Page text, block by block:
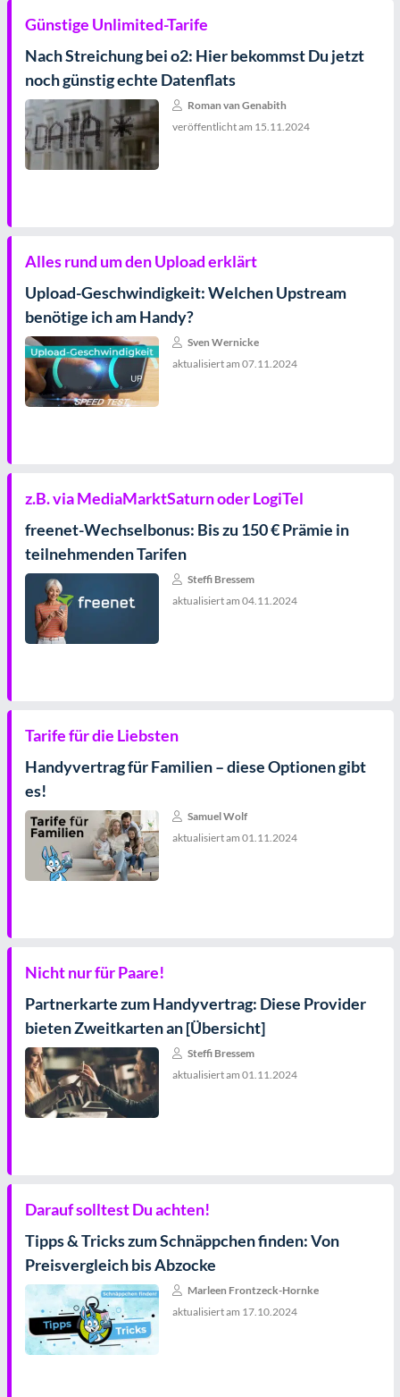
Günstige Unlimited-Tarife
Nach Streichung bei o2: Hier bekommst Du jetzt
noch günstig echte Datenflats
Roman van Genabith
veröffentlicht am 15.11.2024
Alles rund um den Upload erklärt
Upload-Geschwindigkeit: Welchen Upstream
benötige ich am Handy?
Sven Wernicke
aktualisiert am 07.11.2024
z.B. via MediaMarktSaturn oder LogiTel
freenet-Wechselbonus: Bis zu 150 € Prämie in
teilnehmenden Tarifen
Steffi Bressem
aktualisiert am 04.11.2024
Tarife für die Liebsten
Handyvertrag für Familien – diese Optionen gibt
es!
Samuel Wolf
aktualisiert am 01.11.2024
Nicht nur für Paare!
Partnerkarte zum Handyvertrag: Diese Provider
bieten Zweitkarten an [Übersicht]
Steffi Bressem
aktualisiert am 01.11.2024
Darauf solltest Du achten!
Tipps & Tricks zum Schnäppchen finden: Von
Preisvergleich bis Abzocke
Marleen Frontzeck-Hornke
aktualisiert am 17.10.2024